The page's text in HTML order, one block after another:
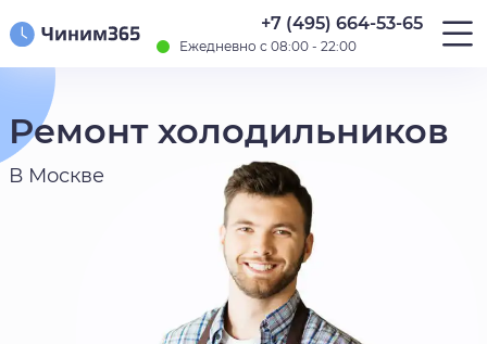
+7 (495) 664-53-65
Ежедневно с 08:00 - 22:00
Ремонт холодильников
В Москве